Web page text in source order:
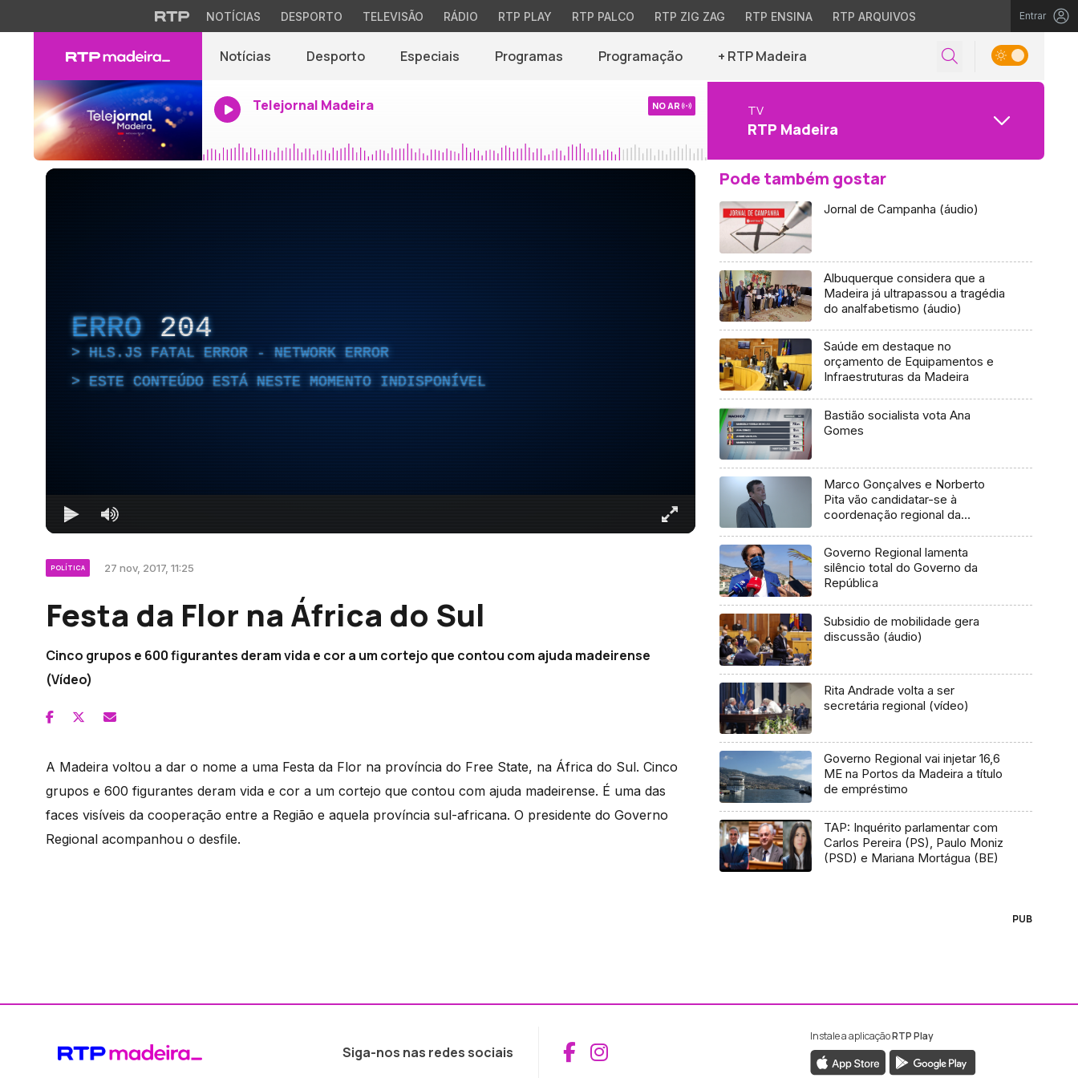
NOTÍCIAS DESPORTO TELEVISÃO RÁDIO RTP PLAY RTP PALCO RTP ZIG ZAG RTP ENSINA RTP ARQUIVOS Entrar
Notícias Desporto Especiais Programas Programação + RTP Madeira
Telejornal Madeira NO AR TV
RTP Madeira
ERRO 204
HLS.JS FATAL ERROR - NETWORK ERROR
ESTE CONTEÚDO ESTÁ NESTE MOMENTO INDISPONÍVEL
POLÍTICA 27 nov, 2017, 11:25
Festa da Flor na África do Sul
Cinco grupos e 600 figurantes deram vida e cor a um cortejo que contou com ajuda madeirense
(Vídeo)
A Madeira voltou a dar o nome a uma Festa da Flor na província do Free State, na África do Sul. Cinco
grupos e 600 figurantes deram vida e cor a um cortejo que contou com ajuda madeirense. É uma das
faces visíveis da cooperação entre a Região e aquela província sul-africana. O presidente do Governo
Regional acompanhou o desfile.
Pode também gostar
Jornal de Campanha (áudio)
Albuquerque considera que a
Madeira já ultrapassou a tragédia
do analfabetismo (áudio)
Saúde em destaque no
orçamento de Equipamentos e
Infraestruturas da Madeira
Bastião socialista vota Ana
Gomes
Marco Gonçalves e Norberto
Pita vão candidatar-se à
coordenação regional da
Governo Regional lamenta
silêncio total do Governo da
República
Subsidio de mobilidade gera
discussão (áudio)
Rita Andrade volta a ser
secretária regional (vídeo)
Governo Regional vai injetar 16,6
ME na Portos da Madeira a título
de empréstimo
TAP: Inquérito parlamentar com
Carlos Pereira (PS), Paulo Moniz
(PSD) e Mariana Mortágua (BE)
PUB
Siga-nos nas redes sociais Aceder ao Facebook da RTP Madeira
Aceder ao Instagram da RTP Madeira
Instale a aplicaçãoRTP Play